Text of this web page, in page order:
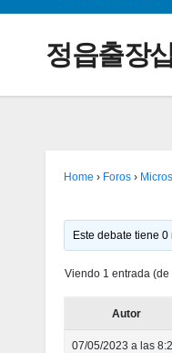
정읍출장
Home › Foros ›
Este debate tiene
Viendo 1 entrada (de
Autor
07/05/2023 a las